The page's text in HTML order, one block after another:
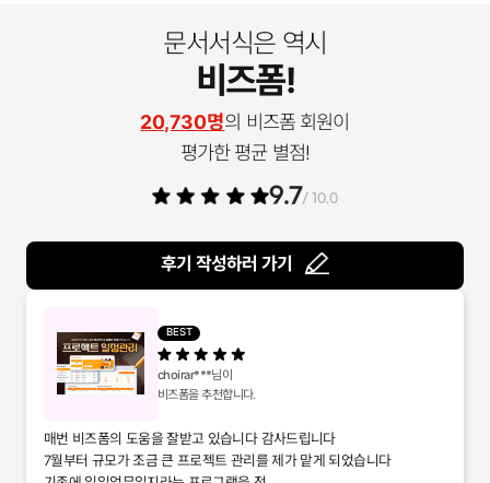
문서서식은 역시
비즈폼!
20,730명의 비즈폼 회원이
평가한 평균 별점!
9.7/ 10.0
후기 작성하러 가기
BEST
choirar***님이
비즈폼을 추천합니다.
매번 비즈폼의 도움을 잘받고 있습니다 감사드립니다
7월부터 규모가 조금 큰 프로젝트 관리를 제가 맡게 되었습니다